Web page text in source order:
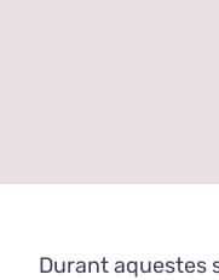
Durant aquestes